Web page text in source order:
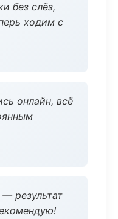
без слёз,
ходим с
онлайн, всё
результат